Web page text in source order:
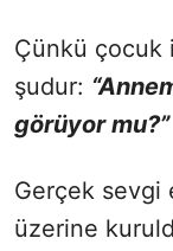
Çünkü çocuk
şudur:
görüyor mu?”
Gerçek sevgi
üzerine